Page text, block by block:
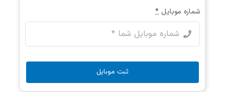
شماره موبایل *
ثبت موبایل